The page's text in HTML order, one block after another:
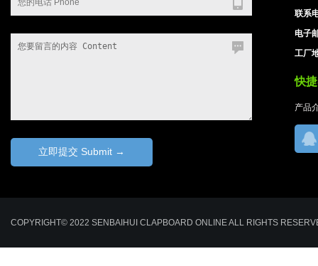
联系
电子
工厂
快
产品
COPYRIGHT© 2022 SENBAIHUI CLAPBOARD ONLINE ALL RIGHTS